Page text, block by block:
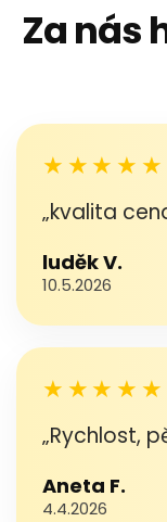
Za nás
★★★★★
„kvalita
luděk V.
10.5.2026
★★★★★
„Rychlost,
Aneta F.
4.4.2026